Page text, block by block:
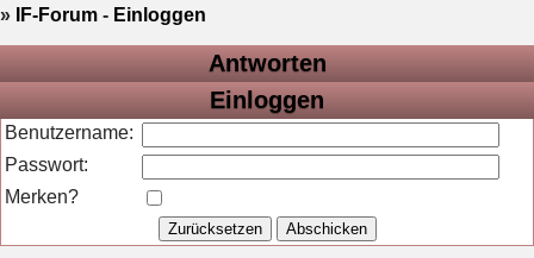
» IF-Forum - Einloggen
Antworten
Einloggen
Benutzername:
Passwort:
Merken?